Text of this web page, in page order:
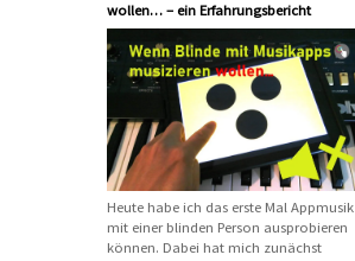
wollen… – ein Erfahrungsbericht
Heute habe ich das erste Mal Appmusik
mit einer blinden Person ausprobieren
können. Dabei hat mich zunächst